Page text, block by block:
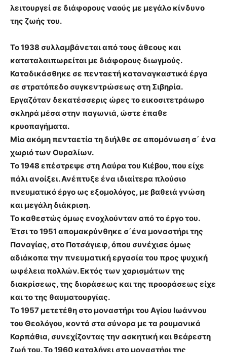
λειτουργεί σε διάφορους ναούς με μεγάλο κίνδυνο
της ζωής του.
Το 1938 συλλαμβάνεται από τους άθεους και
καταταλαιπωρείται με διάφορους διωγμούς.
Καταδικάσθηκε σε πενταετή καταναγκαστικά έργα
σε στρατόπεδο συγκεντρώσεως στη Σιβηρία.
Εργαζόταν δεκατέσσερις ώρες το εικοσιτετράωρο
σκληρά μέσα στην παγωνιά, ώστε έπαθε
κρυοπαγήματα.
Μία ακόμη πενταετία τη διήλθε σε απομόνωση σ΄ ένα
χωριό των Ουραλίων.
Το 1948 επέστρεψε στη Λαύρα του Κιέβου, που είχε
πάλι ανοίξει. Ανέπτυξε ένα ιδιαίτερα πλούσιο
πνευματικό έργο ως εξομολόγος, με βαθειά γνώση
και μεγάλη διάκριση.
Το καθεστώς όμως ενοχλούνταν από το έργο του.
Έτσι το 1951 απομακρύνθηκε σ΄ένα μοναστήρι της
Παναγίας, στο Ποτσάγιεφ, όπου συνέχισε όμως
αδιάκοπα την πνευματική εργασία του προς ψυχική
ωφέλεια πολλών. Εκτός των χαρισμάτων της
διακρίσεως, της διοράσεως και της προοράσεως είχε
και το της θαυματουργίας.
Το 1957 μετετέθη στο μοναστήρι του Αγίου Ιωάννου
του Θεολόγου, κοντά στα σύνορα με τα ρουμανικά
Καρπάθια, συνεχίζοντας την ασκητική και θεάρεστη
ζωή του. Το 1960 καταλήγει στο μοναστήρι της